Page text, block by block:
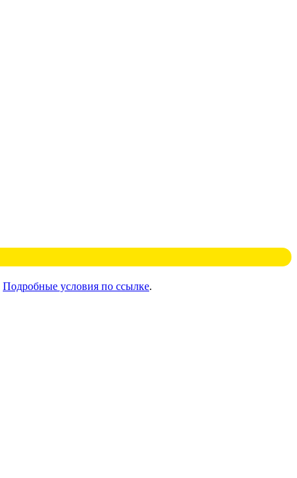
Подробные условия по ссылке.